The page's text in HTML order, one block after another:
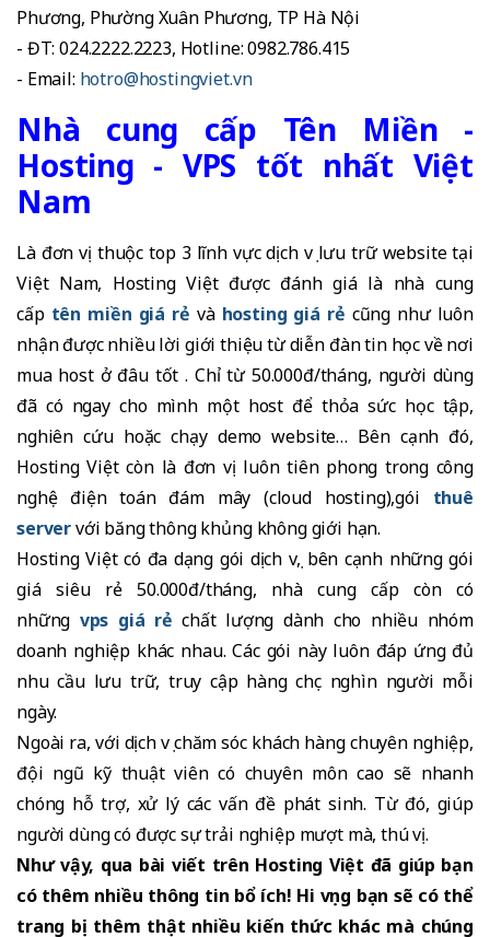
Phương, Phường Xuân Phương, TP Hà Nội
- ĐT: 024.2222.2223, Hotline: 0982.786.415
- Email: hotro@hostingviet.vn
Nhà cung cấp Tên Miền -
Hosting - VPS tốt nhất Việt
Nam
Là đơn vị thuộc top 3 lĩnh vực dịch vụ lưu trữ website tại
Việt Nam, Hosting Việt được đánh giá là nhà cung
cấp tên miền giá rẻ và hosting giá rẻ cũng như luôn
nhận được nhiều lời giới thiệu từ diễn đàn tin học về nơi
mua host ở đâu tốt . Chỉ từ 50.000đ/tháng, người dùng
đã có ngay cho mình một host để thỏa sức học tập,
nghiên cứu hoặc chạy demo website… Bên cạnh đó,
Hosting Việt còn là đơn vị luôn tiên phong trong công
nghệ điện toán đám mây (cloud hosting),gói thuê
servervới băng thông khủng không giới hạn.
Hosting Việt có đa dạng gói dịch vụ, bên cạnh những gói
giá siêu rẻ 50.000đ/tháng, nhà cung cấp còn có
những vps giá rẻ chất lượng dành cho nhiều nhóm
doanh nghiệp khác nhau. Các gói này luôn đáp ứng đủ
nhu cầu lưu trữ, truy cập hàng chục nghìn người mỗi
ngày.
Ngoài ra, với dịch vụ chăm sóc khách hàng chuyên nghiệp,
đội ngũ kỹ thuật viên có chuyên môn cao sẽ nhanh
chóng hỗ trợ, xử lý các vấn đề phát sinh. Từ đó, giúp
người dùng có được sự trải nghiệp mượt mà, thú vị.
Như vậy, qua bài viết trên Hosting Việt đã giúp bạn
có thêm nhiều thông tin bổ ích! Hi vọng bạn sẽ có thể
trang bị thêm thật nhiều kiến thức khác mà chúng